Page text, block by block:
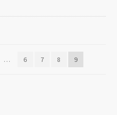
… 6 7 8 9